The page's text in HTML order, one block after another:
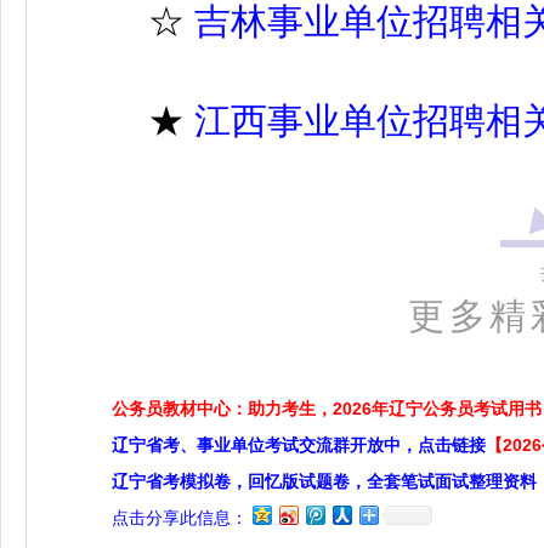
☆ 吉林事业单位招聘相
★ 江西事业单位招聘相
更多精
公务员教材中心：助力考生，2026年辽宁公务员考试用书
辽宁省考、事业单位考试交流群开放中，点击链接 【
辽宁省考模拟卷，回忆版试题卷，全套笔试面试整理资料
点击分享此信息：